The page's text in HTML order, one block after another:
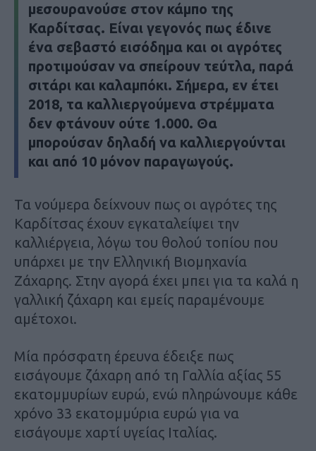
μεσουρανούσε στον κάμπο της
Καρδίτσας. Είναι γεγονός πως έδινε
ένα σεβαστό εισόδημα και οι αγρότες
προτιμούσαν να σπείρουν τεύτλα, παρά
σιτάρι και καλαμπόκι. Σήμερα, εν έτει
2018, τα καλλιεργούμενα στρέμματα
δεν φτάνουν ούτε 1.000. Θα
μπορούσαν δηλαδή να καλλιεργούνται
και από 10 μόνον παραγωγούς.
Τα νούμερα δείχνουν πως οι αγρότες της
Καρδίτσας έχουν εγκαταλείψει την
καλλιέργεια, λόγω του θολού τοπίου που
υπάρχει με την Ελληνική Βιομηχανία
Ζάχαρης. Στην αγορά έχει μπει για τα καλά η
γαλλική ζάχαρη και εμείς παραμένουμε
αμέτοχοι.
Μία πρόσφατη έρευνα έδειξε πως
εισάγουμε ζάχαρη από τη Γαλλία αξίας 55
εκατομμυρίων ευρώ, ενώ πληρώνουμε κάθε
χρόνο 33 εκατομμύρια ευρώ για να
εισάγουμε χαρτί υγείας Ιταλίας.